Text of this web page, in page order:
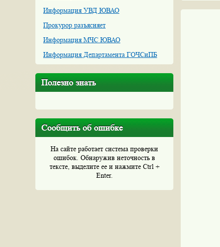
Информация УВД ЮВАО
Прокурор разъясняет
Информация МЧС ЮВАО
Информация Департамента ГОЧСиПБ
Полезно знать
Сообщить об ошибке
На сайте работает система проверки
ошибок. Обнаружив неточность в
тексте, выделите ее и нажмите Ctrl +
Enter.